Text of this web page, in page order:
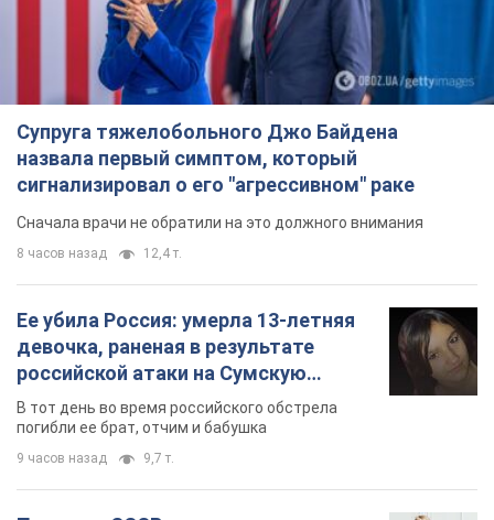
Супруга тяжелобольного Джо Байдена
назвала первый симптом, который
сигнализировал о его "агрессивном" раке
Сначала врачи не обратили на это должного внимания
8 часов назад 12,4 т.
Ее убила Россия: умерла 13-летняя
девочка, раненая в результате
российской атаки на Сумскую
область. Фото
В тот день во время российского обстрела
погибли ее брат, отчим и бабушка
9 часов назад 9,7 т.